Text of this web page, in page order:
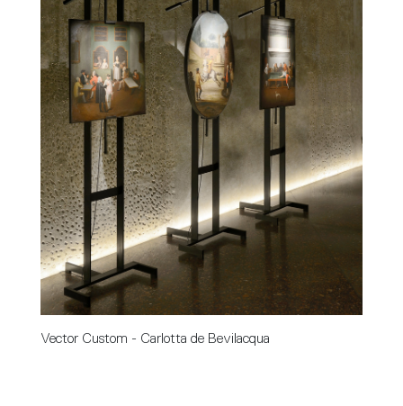
Vector Custom - Carlotta de Bevilacqua